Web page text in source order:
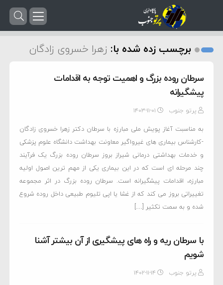
برچسب زده شده با: زهرا خسروی زادگان
سرطان روده بزرگ و اهمیت توجه به اقدامات
پیشگیرانه
پرتو جنوب ۱۴۰۳-۱۱-۰۱
به مناسبت آغاز پویش ملی مبارزه با سرطان دکتر زهرا خسروی زادگان
-کارشناس بیماری های غیرواگیر معاونت بهداشت دانشگاه علوم پزشکی
و خدمات بهداشتی درمانی شیراز بروز سرطان روده بزرگ یک فرآیند
چند مرحله ای است که در این بیماری یکی از مهم ترین اصول اولیه
مبارزه، اقدامات پیشگیرانه است. سرطان روده بزرگ در اثر مجموعه
تغییراتی بروز می کند که از غشا یا اپی تلیوم طبیعی داخل روده شروع
شده و به سمت تکثیر […]
با سرطان ریه و راه های پیشگیری از آن بیشتر آشنا
شویم
پرتو جنوب ۱۴۰۲-۱۱-۱۴